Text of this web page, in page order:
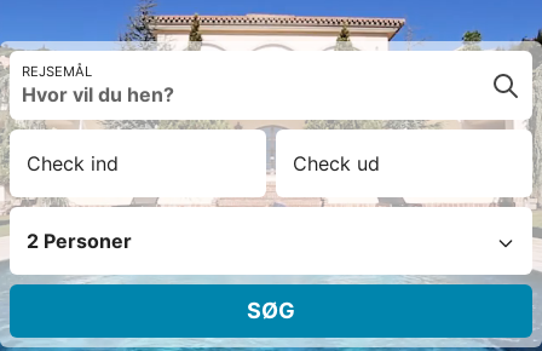
REJSEMÅL
Check ind Check ud
2 Personer
SØG